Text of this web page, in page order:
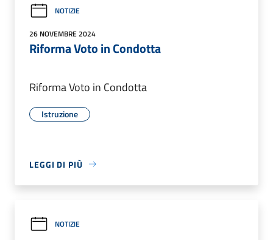
NOTIZIE
26 NOVEMBRE 2024
Riforma Voto in Condotta
Riforma Voto in Condotta
Istruzione
LEGGI DI PIÙ
NOTIZIE